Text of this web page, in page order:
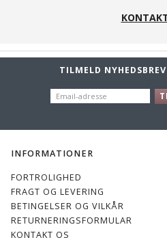
TILMELD
EMAIL-
ADRESSE
INFORMATIONER
FORTROLIGHED
FRAGT OG LEVERING
BETINGELSER OG VILKÅR
RETURNERINGSFORMULAR
KONTAKT OS